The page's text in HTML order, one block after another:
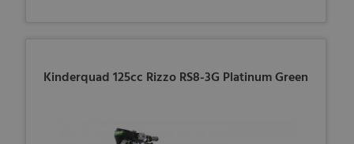
Kinderquad 125cc Rizzo RS8-3G Platinum Green